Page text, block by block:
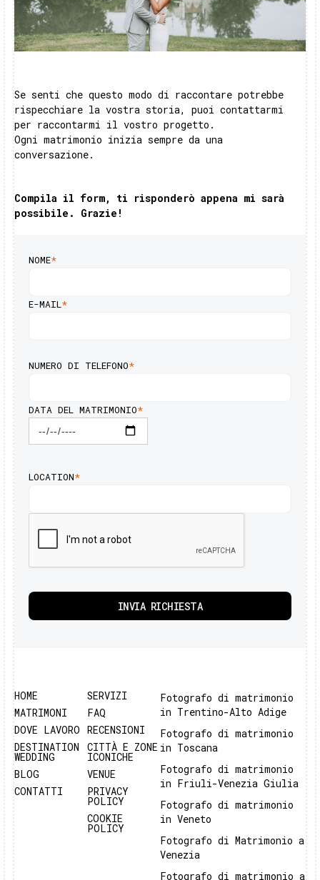
Se senti che questo modo di raccontare potrebbe
rispecchiare la vostra storia, puoi contattarmi
per raccontarmi il vostro progetto.
Ogni matrimonio inizia sempre da una
conversazione.
Compila il form, ti risponderò appena mi sarà
possibile. Grazie!
NOME*
E-MAIL*
NUMERO DI TELEFONO*
DATA DEL MATRIMONIO*
LOCATION*
HOME
MATRIMONI
DOVE LAVORO
DESTINATION
WEDDING
BLOG
CONTATTI
SERVIZI
FAQ
RECENSIONI
CITTÀ E ZONE
ICONICHE
VENUE
PRIVACY
POLICY
COOKIE
POLICY
Fotografo di matrimonio
in Trentino-Alto Adige
Fotografo di matrimonio
in Toscana
Fotografo di matrimonio
in Friuli-Venezia Giulia
Fotografo di matrimonio
in Veneto
Fotografo di Matrimonio a
Venezia
Fotografo di matrimonio a